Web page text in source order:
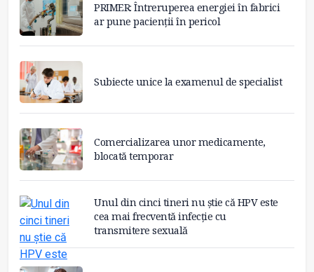
PRIMER: Întreruperea energiei în fabrici
ar pune pacienții în pericol
Subiecte unice la examenul de specialist
Comercializarea unor medicamente,
blocată temporar
Unul din cinci tineri nu știe că HPV este
cea mai frecventă infecție cu
transmitere sexuală